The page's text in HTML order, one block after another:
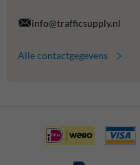
info@trafficsupply.nl
Alle contactgegevens